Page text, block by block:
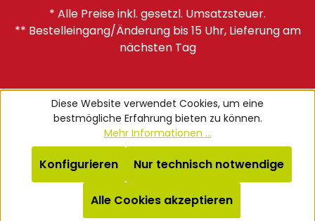
* Alle Preise inkl. gesetzl. Umsatzsteuer.
** Bestelleingang/Änderung bis 15 Uhr, Lieferung am
nächsten Tag
Diese Website verwendet Cookies, um eine
bestmögliche Erfahrung bieten zu können.
Mehr Informationen ...
Nur technisch notwendige
Konfigurieren
Alle Cookies akzeptieren